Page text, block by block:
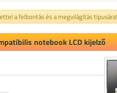
a felbontás és a megvilágítás típusára!
notebook LCD kijelző